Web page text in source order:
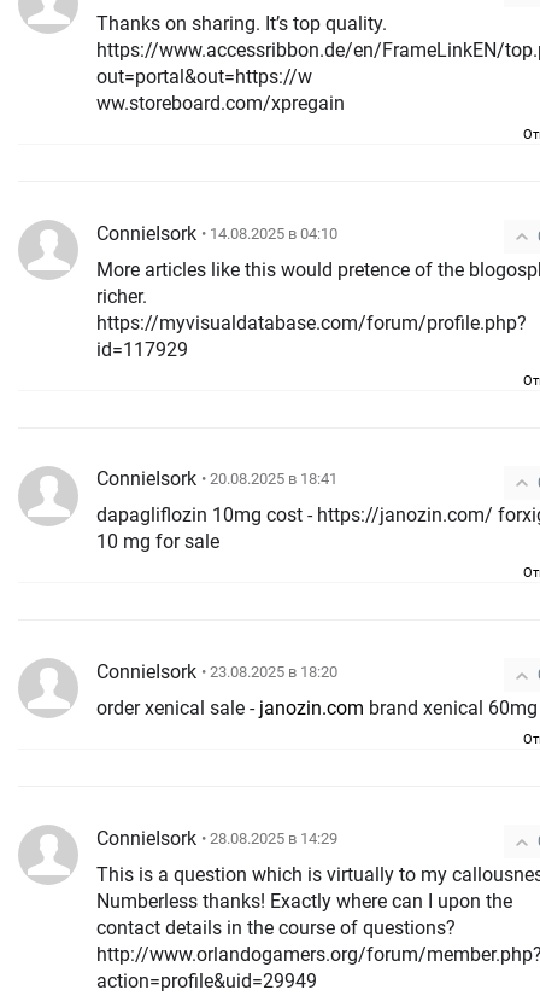
Thanks on sharing. It’s top quality.
https://www.accessribbon.de/en/FrameLinkEN/
out=portal&out=https://w
ww.storeboard.com/xpregain
ConnieIsork • 14.08.2025 в 04:10
More articles like this would pretence of the
richer.
https://myvisualdatabase.com/forum/profile.php?
id=117929
ConnieIsork • 20.08.2025 в 18:41
dapagliflozin 10mg cost - https://janozin.com/ forxiga
10 mg for sale
ConnieIsork • 23.08.2025 в 18:20
order xenical sale - janozin.com brand xenical 60mg
ConnieIsork • 28.08.2025 в 14:29
This is a question which is virtually to my
Numberless thanks! Exactly where can I upon the
contact details in the course of questions?
http://www.orlandogamers.org/forum/
action=profile&uid=29949